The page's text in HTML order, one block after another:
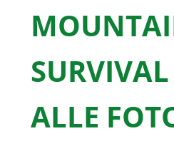
ALLE